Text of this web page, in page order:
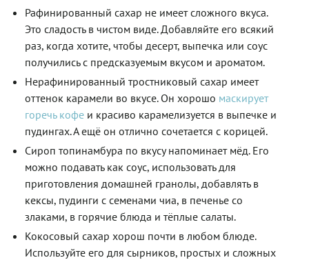
Рафинированный сахар не имеет сложного вкуса.
Это сладость в чистом виде. Добавляйте его всякий
раз, когда хотите, чтобы десерт, выпечка или соус
получились с предсказуемым вкусом и ароматом.
Нерафинированный тростниковый сахар имеет
оттенок карамели во вкусе. Он хорошо маскирует
горечь кофе и красиво карамелизуется в выпечке и
пудингах. А ещё он отлично сочетается с корицей.
Сироп топинамбура по вкусу напоминает мёд. Его
можно подавать как соус, использовать для
приготовления домашней гранолы, добавлять в
кексы, пудинги с семенами чиа, в печенье со
злаками, в горячие блюда и тёплые салаты.
Кокосовый сахар хорош почти в любом блюде.
Используйте его для сырников, простых и сложных